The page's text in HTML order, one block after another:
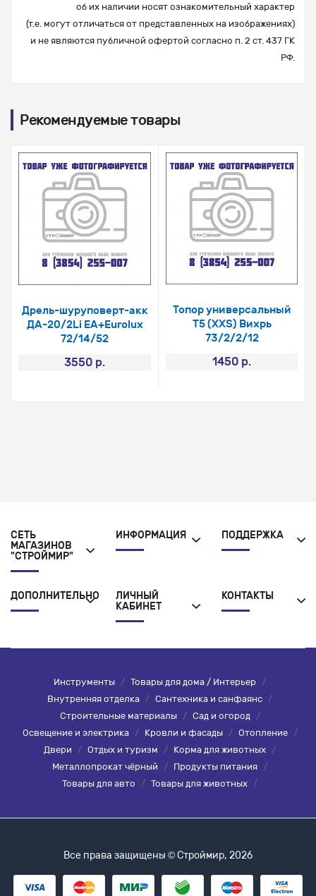
об их наличии носят ознакомительный характер
(т.е. могут отличаться от представленных на изображениях)
и не являются публичной офертой согласно п. 2 ст. 437 ГК
РФ.
Рекомендуемые товары
Дрель-шуруповерт-акк
ДА-20/2Li EA+Eurolux
72/14/52
3550 р.
Топор универсальный
Т5 (XXS) Вихрь
73/2/2/12
1450 р.
СЕТЬ
МАГАЗИНОВ
"СТРОЙМИР"
ИНФОРМАЦИЯ ПОДДЕРЖКА
ДОПОЛНИТЕЛЬНО
ЛИЧНЫЙ
КАБИНЕТ
КОНТАКТЫ
Инструменты / Товары для дома / Интерьер /
Внутренняя отделка / Сантехника и санфаянс /
Строительные материалы
/ Сад и огород
/
Освещение и электрика
/ Кровли и фасады / Отопление
/
Двери
/ Отдых и туризм / Корма для животных /
Металлопрокат чёрный
/ Продукты питания /
Товары для авто
/ Товары для животных /
Все права защищены © Строймир, 2026